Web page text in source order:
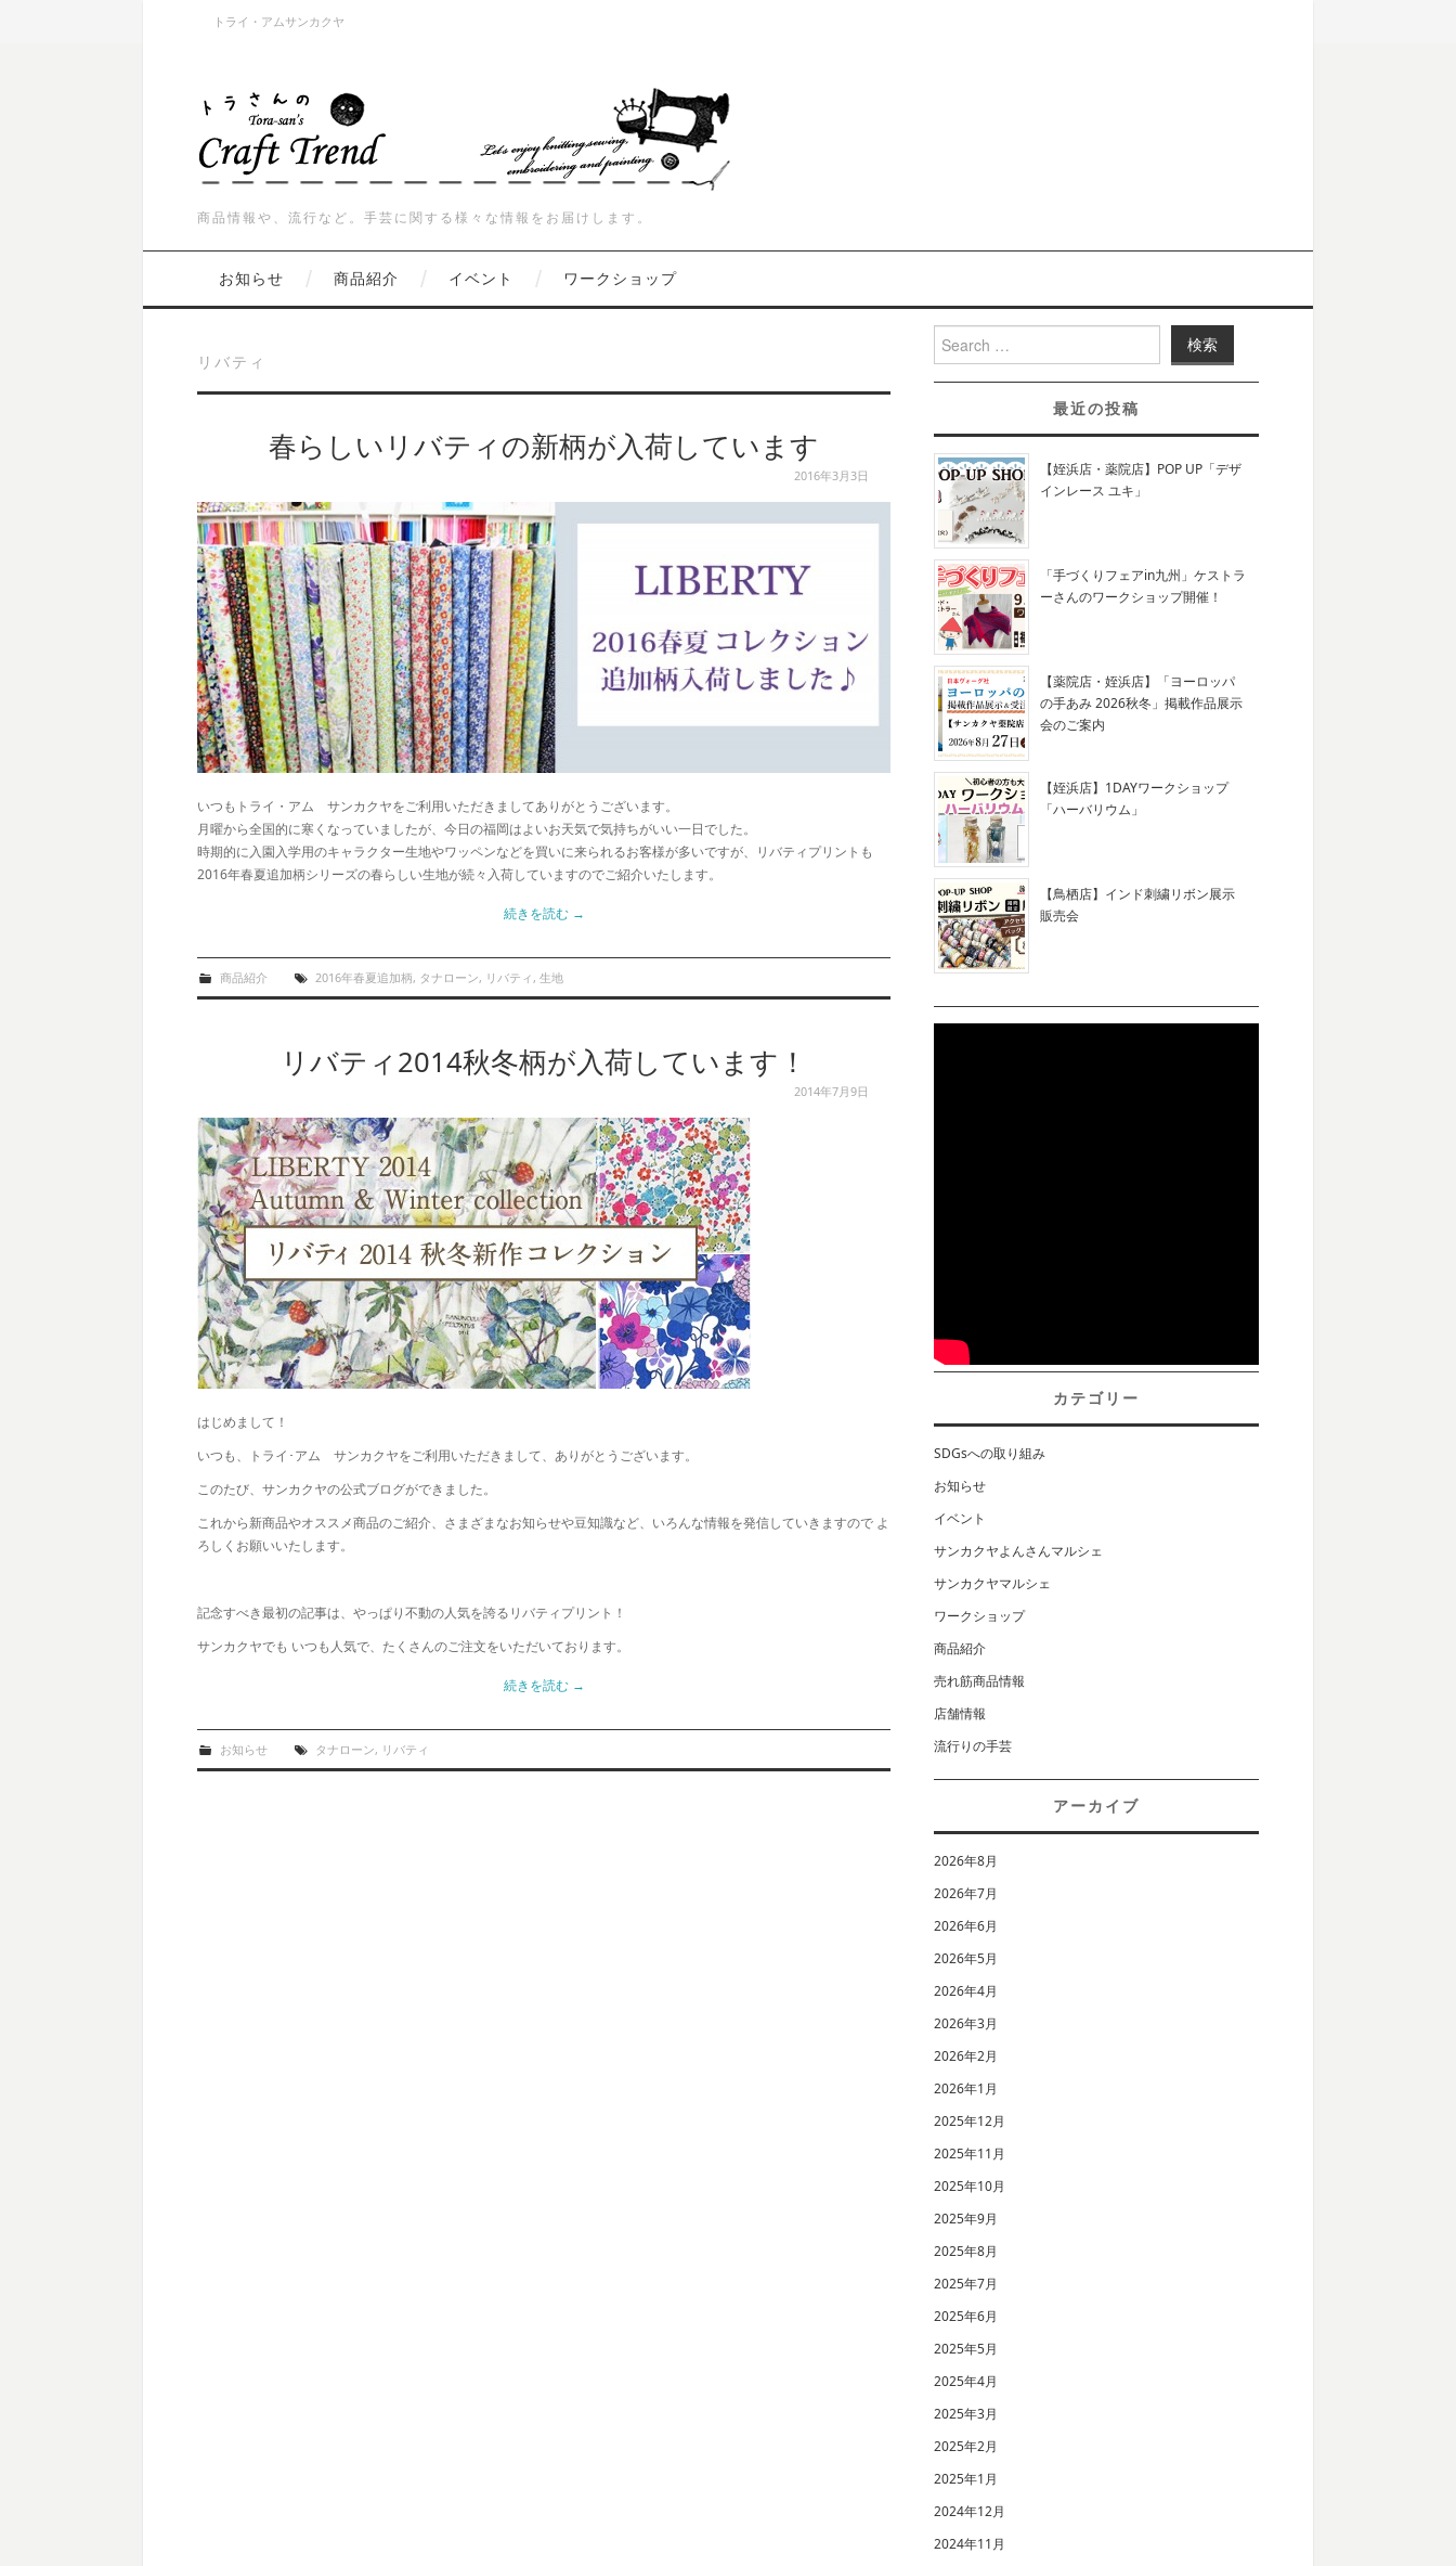
トライ・アムサンカクヤ
商品情報や、流行など。手芸に関する様々な情報をお届けします。
お知らせ 商品紹介 イベント ワークショップ
リバティ
春らしいリバティの新柄が入荷しています
2016年3月3日
いつもトライ・アム サンカクヤをご利用いただきましてありがとうございます。
月曜から全国的に寒くなっていましたが、今日の福岡はよいお天気で気持ちがいい一日でした。
時期的に入園入学用のキャラクター生地やワッペンなどを買いに来られるお客様が多いですが、リバティプリントも
2016年春夏追加柄シリーズの春らしい生地が続々入荷していますのでご紹介いたします。
続きを読む →
商品紹介 2016年春夏追加柄, タナローン, リバティ , 生地
リバティ2014秋冬柄が入荷しています！
2014年7月9日
はじめまして！
いつも、トライ･アム サンカクヤをご利用いただきまして、ありがとうございます。
このたび、サンカクヤの公式ブログができました。
これから新商品やオススメ商品のご紹介、さまざまなお知らせや豆知識など、いろんな情報を発信していきますので よ
ろしくお願いいたします。
記念すべき最初の記事は、やっぱり不動の人気を誇るリバティプリント！
サンカクヤでも いつも人気で、たくさんのご注文をいただいております。
続きを読む →
お知らせ タナローン, リバティ
Search for:
最近の投稿
【姪浜店・薬院店】POP UP「デザ
インレース ユキ」
「手づくりフェアin九州」ケストラ
ーさんのワークショップ開催！
【薬院店・姪浜店】「ヨーロッパ
の手あみ 2026秋冬」掲載作品展示
会のご案内
【姪浜店】1DAYワークショップ
「ハーバリウム」
【鳥栖店】インド刺繍リボン展示
販売会
カテゴリー
SDGsへの取り組み
お知らせ
イベント
サンカクヤよんさんマルシェ
サンカクヤマルシェ
ワークショップ
商品紹介
売れ筋商品情報
店舗情報
流行りの手芸
アーカイブ
2026年8月
2026年7月
2026年6月
2026年5月
2026年4月
2026年3月
2026年2月
2026年1月
2025年12月
2025年11月
2025年10月
2025年9月
2025年8月
2025年7月
2025年6月
2025年5月
2025年4月
2025年3月
2025年2月
2025年1月
2024年12月
2024年11月